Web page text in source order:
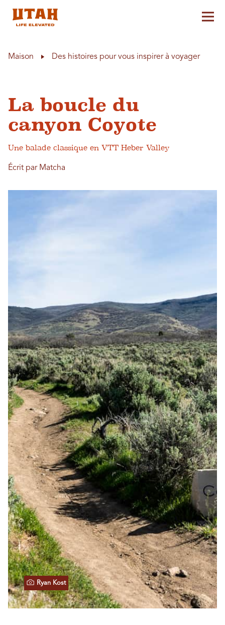
Maison Des histoires pour vous inspirer à voyager
La boucle du
canyon Coyote
Une balade classique en VTT Heber Valley
Écrit par Matcha
Ryan Kost